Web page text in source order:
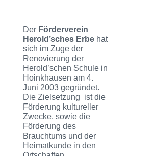
Der Förderverein
Herold’sches Erbe hat
sich im Zuge der
Renovierung der
Herold’schen Schule in
Hoinkhausen am 4.
Juni 2003 gegründet.
Die Zielsetzung ist die
Förderung kultureller
Zwecke, sowie die
Förderung des
Brauchtums und der
Heimatkunde in den